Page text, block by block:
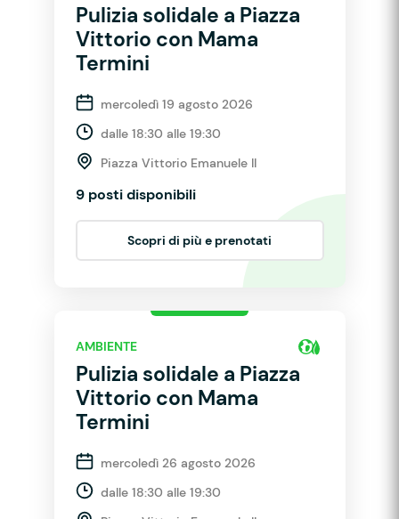
Pulizia solidale a Piazza
Vittorio con Mama
Termini
mercoledì 19 agosto 2026
dalle 18:30 alle 19:30
Piazza Vittorio Emanuele II
9 posti disponibili
Scopri di più e prenotati
AMBIENTE
Pulizia solidale a Piazza
Vittorio con Mama
Termini
mercoledì 26 agosto 2026
dalle 18:30 alle 19:30